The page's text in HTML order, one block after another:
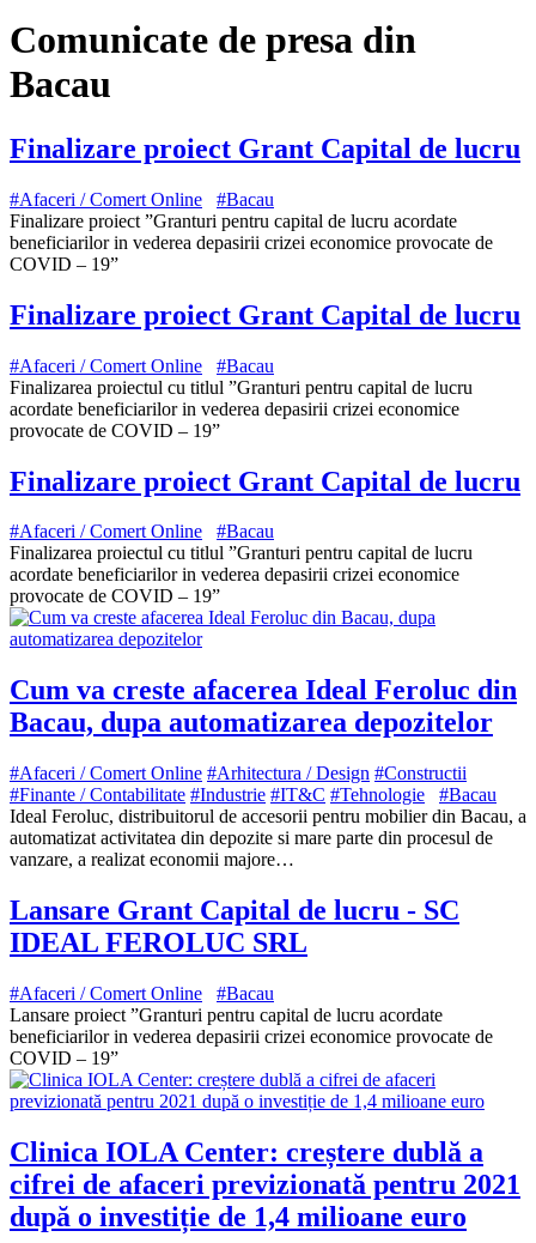
Comunicate de presa din
Bacau
Finalizare proiect Grant Capital de lucru
#Afaceri / Comert Online
#Bacau
Finalizare proiect ”Granturi pentru capital de lucru acordate
beneficiarilor in vederea depasirii crizei economice provocate de
COVID – 19”
Finalizare proiect Grant Capital de lucru
#Afaceri / Comert Online
#Bacau
Finalizarea proiectul cu titlul ”Granturi pentru capital de lucru
acordate beneficiarilor in vederea depasirii crizei economice
provocate de COVID – 19”
Finalizare proiect Grant Capital de lucru
#Afaceri / Comert Online
#Bacau
Finalizarea proiectul cu titlul ”Granturi pentru capital de lucru
acordate beneficiarilor in vederea depasirii crizei economice
provocate de COVID – 19”
Cum va creste afacerea Ideal Feroluc din
Bacau, dupa automatizarea depozitelor
#Afaceri / Comert Online #Arhitectura / Design #Constructii
#Finante / Contabilitate #Industrie #IT&C #Tehnologie
#Bacau
Ideal Feroluc, distribuitorul de accesorii pentru mobilier din Bacau, a
automatizat activitatea din depozite si mare parte din procesul de
vanzare, a realizat economii majore…
Lansare Grant Capital de lucru - SC
IDEAL FEROLUC SRL
#Afaceri / Comert Online
#Bacau
Lansare proiect ”Granturi pentru capital de lucru acordate
beneficiarilor in vederea depasirii crizei economice provocate de
COVID – 19”
Clinica IOLA Center: creștere dublă a
cifrei de afaceri previzionată pentru 2021
după o investiție de 1,4 milioane euro